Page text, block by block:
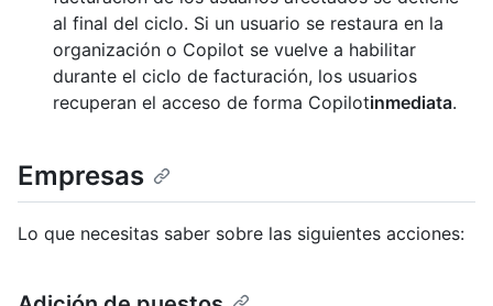
al final del ciclo. Si un usuario se restaura en la
organización o Copilot se vuelve a habilitar
durante el ciclo de facturación, los usuarios
recuperan el acceso de forma Copilotinmediata.
Empresas
Lo que necesitas saber sobre las siguientes acciones: